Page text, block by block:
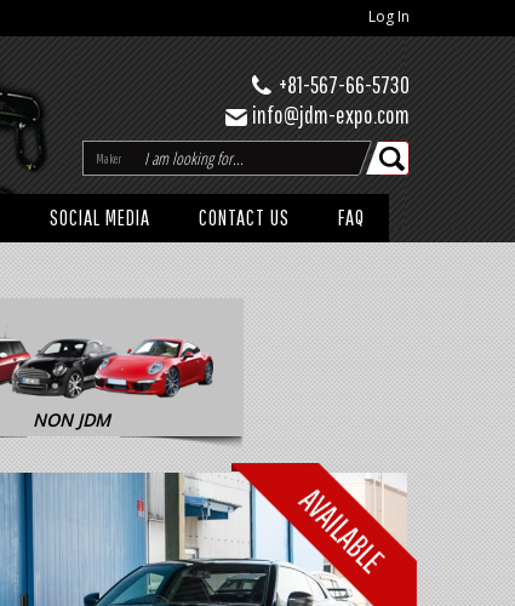
Log In
+81-567-66-5730
info@jdm-expo.com
Maker
SOCIAL MEDIA CONTACT US FAQ
NON JDM